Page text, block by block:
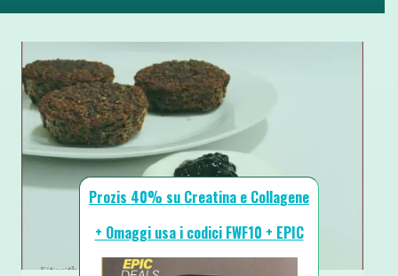
Prozis 40% su Creatina e Collagene
+ Omaggi usa i codici FWF10 + EPIC